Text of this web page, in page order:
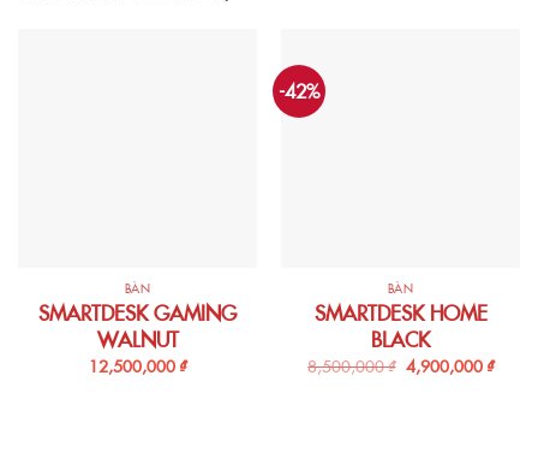
BÀN
SMARTDESK GAMING
WALNUT
12,500,000 ₫
-42%
BÀN
SMARTDESK HOME
BLACK
8,500,000₫ 4,900,000 ₫